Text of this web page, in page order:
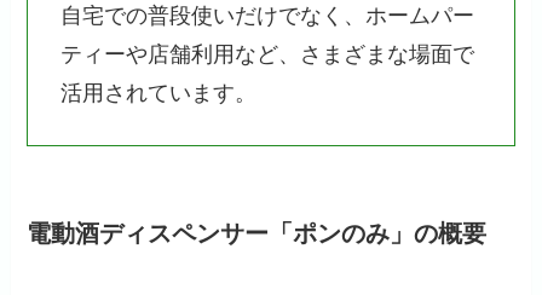
自宅での普段使いだけでなく、ホームパー
ティーや店舗利用など、さまざまな場面で
活用されています。
電動酒ディスペンサー「ポンのみ」の概要